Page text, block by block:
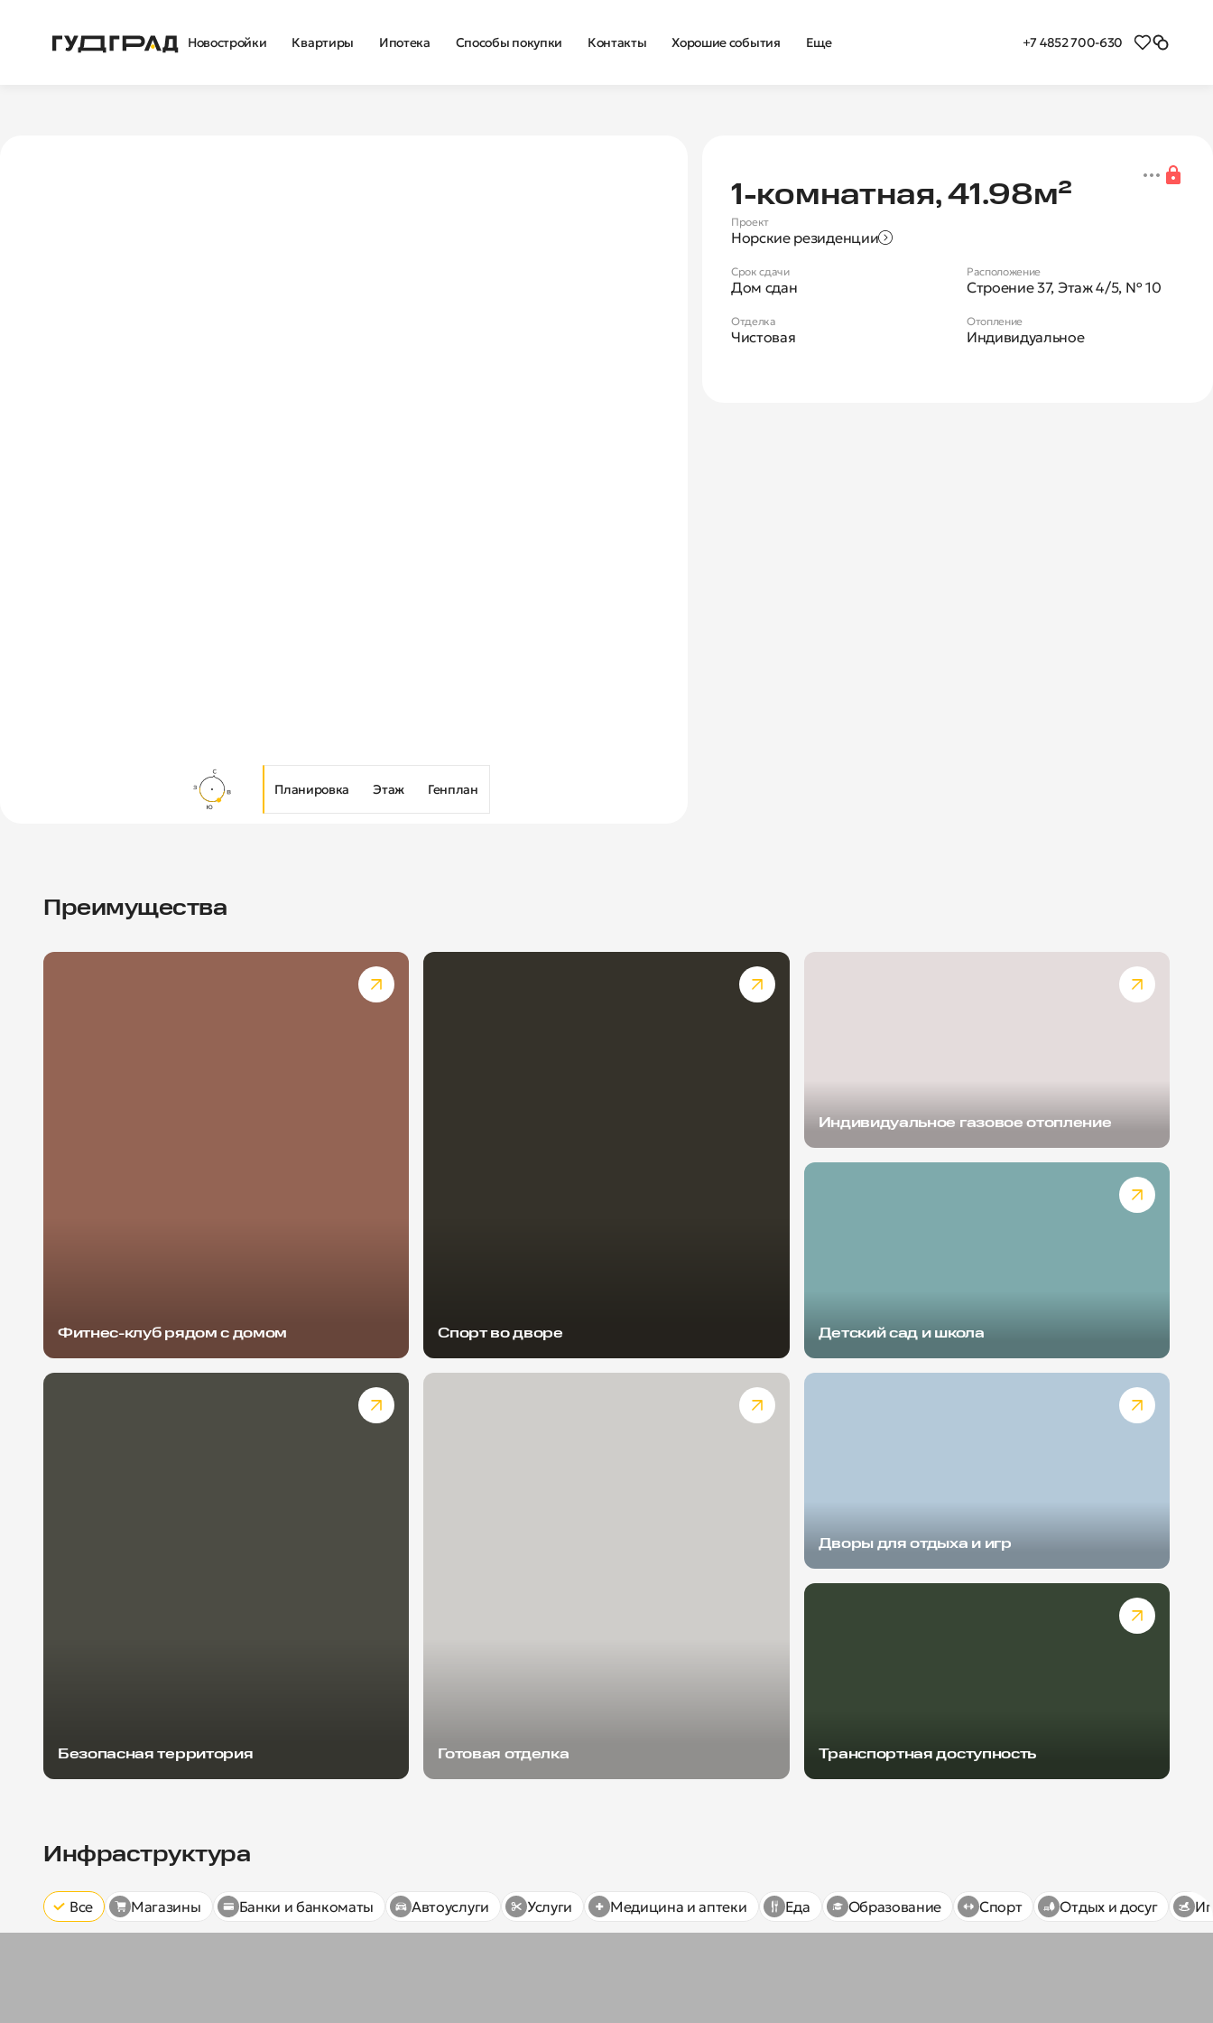
Новостройки Квартиры Ипотека Способы покупки Контакты Хорошие события Еще +7 4852 700-630
Планировка Этаж Генплан
Новая 1-комнатная
1‑комнатная, 41.98м²
Проект
Норские резиденции
Срок сдачи
Дом сдан
Расположение
Строение 37, Этаж 4/5, № 10
Отделка
Чистовая
Отопление
Индивидуальное
Преимущества
Фитнес-клуб рядом с домом Спорт во дворе
Индивидуальное газовое отопление
Детский сад и школа
Безопасная территория Готовая отделка
Дворы для отдыха и игр
Транспортная доступность
Инфраструктура
Все Магазины Банки и банкоматы Автоуслуги Услуги Медицина и аптеки Еда Образование Спорт Отдых и досуг